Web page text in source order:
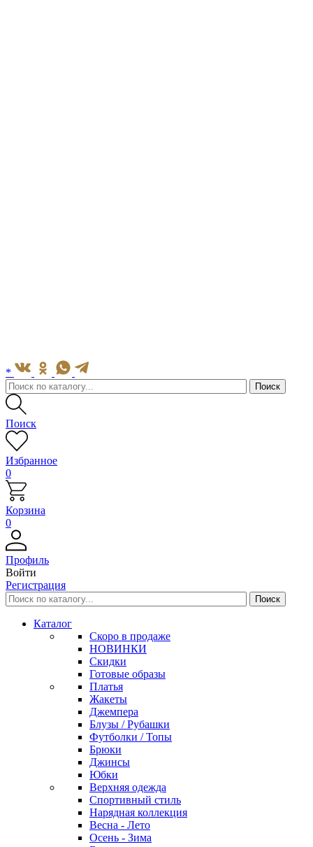
*
Поиск
Избранное
0
Корзина
0
Профиль
Войти
Регистрация
Каталог
Скоро в продаже
НОВИНКИ
Скидки
Готовые образы
Платья
Жакеты
Джемпера
Блузы / Рубашки
Футболки / Топы
Брюки
Джинсы
Юбки
Верхняя одежда
Спортивный стиль
Нарядная коллекция
Весна - Лето
Осень - Зима